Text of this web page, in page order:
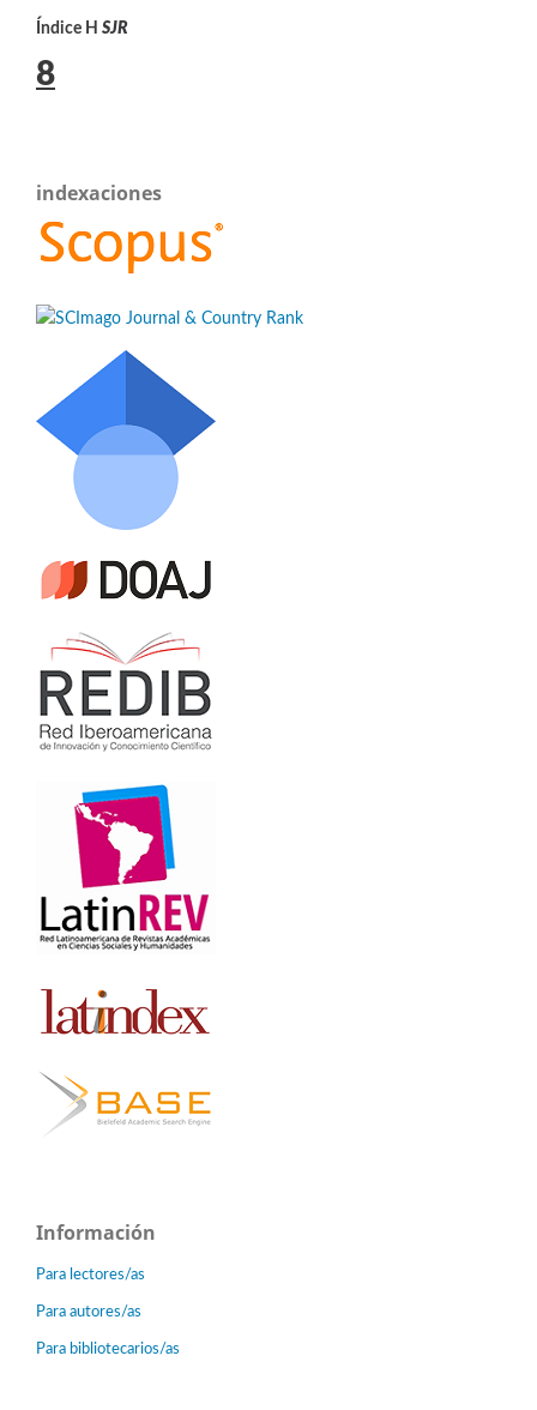
Índice H SJR
8
indexaciones
Información
Para lectores/as
Para autores/as
Para bibliotecarios/as